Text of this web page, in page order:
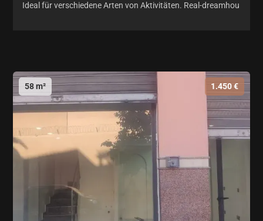
Ideal für verschiedene Arten von Aktivitäten. Real-dreamhou
58 m² 1.450 €